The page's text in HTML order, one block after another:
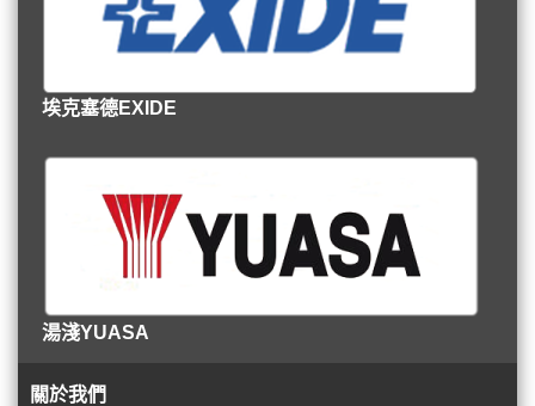
埃克塞德EXIDE
湯淺YUASA
關於我們